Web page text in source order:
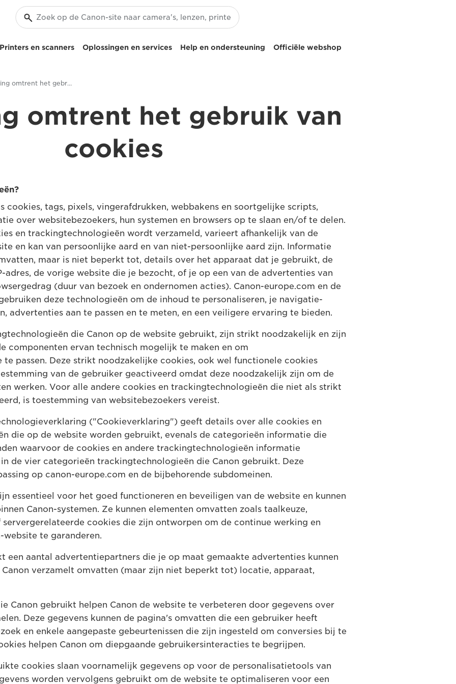
Printers en scanners Oplossingen en services Help en ondersteuning Officiële webshop
Verklaring omtrent het gebruik van cookies
omtrent het gebruik van
cookies
cookies, tags, pixels, vingerafdrukken, webbakens en soortgelijke scripts,
over websitebezoekers, hun systemen en browsers op te slaan en/of te delen.
en trackingtechnologieën wordt verzameld, varieert afhankelijk van de
en kan van persoonlijke aard en van niet-persoonlijke aard zijn. Informatie
maar is niet beperkt tot, details over het apparaat dat je gebruikt, de
adres, de vorige website die je bezocht, of je op een van de advertenties van
(duur van bezoek en ondernomen acties). Canon-europe.com en de
deze technologieën om de inhoud te personaliseren, je navigatie-
advertenties aan te passen en te meten, en een veiligere ervaring te bieden.
die Canon op de website gebruikt, zijn strikt noodzakelijk en zijn
componenten ervan technisch mogelijk te maken en om
passen. Deze strikt noodzakelijke cookies, ook wel functionele cookies
van de gebruiker geactiveerd omdat deze noodzakelijk zijn om de
werken. Voor alle andere cookies en trackingtechnologieën die niet als strikt
is toestemming van websitebezoekers vereist.
("Cookieverklaring") geeft details over alle cookies en
die op de website worden gebruikt, evenals de categorieën informatie die
waarvoor de cookies en andere trackingtechnologieën informatie
de vier categorieën trackingtechnologieën die Canon gebruikt. Deze
op canon-europe.com en de bijbehorende subdomeinen.
essentieel voor het goed functioneren en beveiligen van de website en kunnen
Canon-systemen. Ze kunnen elementen omvatten zoals taalkeuze,
cookies die zijn ontworpen om de continue werking en
te garanderen.
een aantal advertentiepartners die je op maat gemaakte advertenties kunnen
Canon verzamelt omvatten (maar zijn niet beperkt tot) locatie, apparaat,
Canon gebruikt helpen Canon de website te verbeteren door gegevens over
Deze gegevens kunnen de pagina's omvatten die een gebruiker heeft
en enkele aangepaste gebeurtenissen die zijn ingesteld om conversies bij te
helpen Canon om diepgaande gebruikersinteracties te begrijpen.
cookies slaan voornamelijk gegevens op voor de personalisatietools van
worden vervolgens gebruikt om de website te optimaliseren voor een